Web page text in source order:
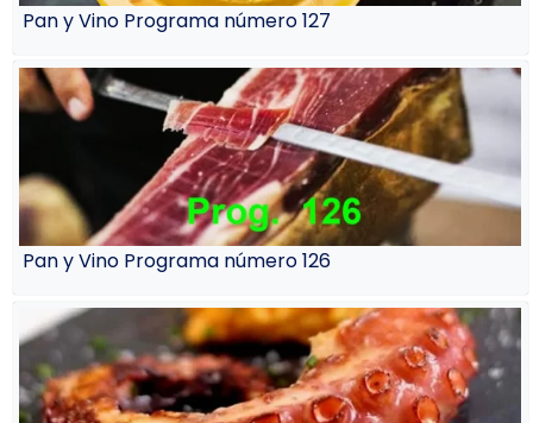
Pan y Vino Programa número 127
Pan y Vino Programa número 126